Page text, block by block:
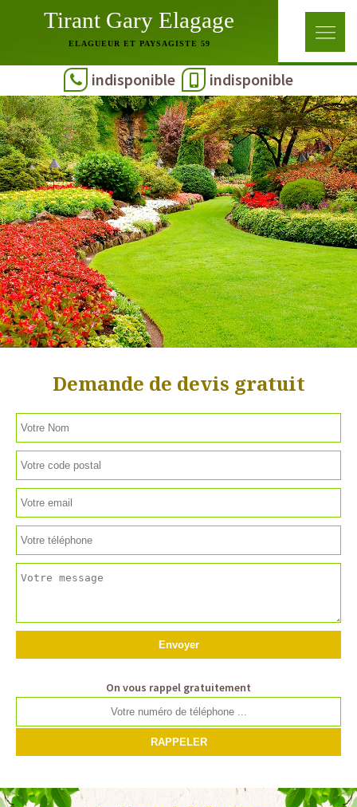
Tirant Gary Elagage
ELAGUEUR ET PAYSAGISTE 59
indisponible indisponible
Demande de devis gratuit
On vous rappel gratuitement